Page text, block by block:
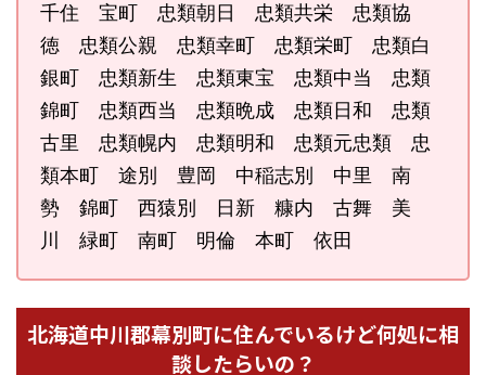
千住 宝町 忠類朝日 忠類共栄 忠類協
徳 忠類公親 忠類幸町 忠類栄町 忠類白
銀町 忠類新生 忠類東宝 忠類中当 忠類
錦町 忠類西当 忠類晩成 忠類日和 忠類
古里 忠類幌内 忠類明和 忠類元忠類 忠
類本町 途別 豊岡 中稲志別 中里 南
勢 錦町 西猿別 日新 糠内 古舞 美
川 緑町 南町 明倫 本町 依田
北海道中川郡幕別町に住んでいるけど何処に相
談したらいの？